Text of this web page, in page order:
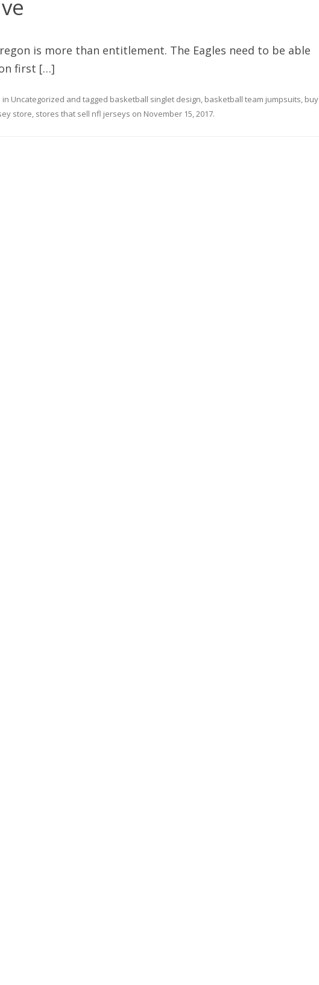
is more than entitlement. The Eagles need to be able
first […]
in Uncategorized and tagged basketball singlet design, basketball team jumpsuits, buy
store, stores that sell nfl jerseys on November 15, 2017.